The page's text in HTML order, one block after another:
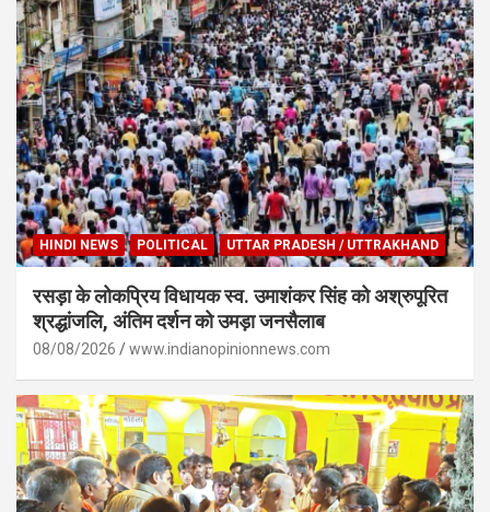
HINDI NEWS POLITICAL UTTAR PRADESH / UTTRAKHAND
रसड़ा के लोकप्रिय विधायक स्व. उमाशंकर सिंह को अश्रुपूरित
श्रद्धांजलि, अंतिम दर्शन को उमड़ा जनसैलाब
08/08/2026 www.indianopinionnews.com